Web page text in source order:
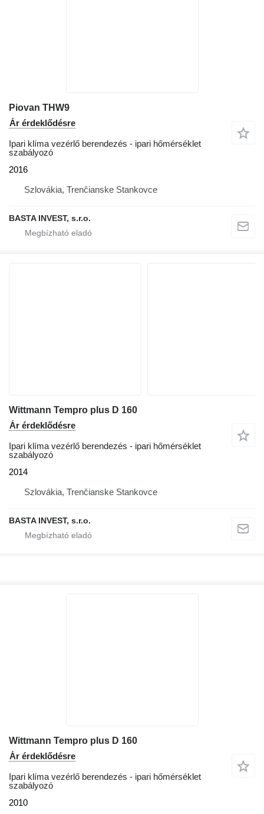
Piovan THW9
Ár érdeklődésre
Ipari klíma vezérlő berendezés - ipari hőmérséklet
szabályozó
2016
Szlovákia, Trenčianske Stankovce
BASTA INVEST, s.r.o.
Wittmann Tempro plus D 160
Ár érdeklődésre
Ipari klíma vezérlő berendezés - ipari hőmérséklet
szabályozó
2014
Szlovákia, Trenčianske Stankovce
BASTA INVEST, s.r.o.
Wittmann Tempro plus D 160
Ár érdeklődésre
Ipari klíma vezérlő berendezés - ipari hőmérséklet
szabályozó
2010